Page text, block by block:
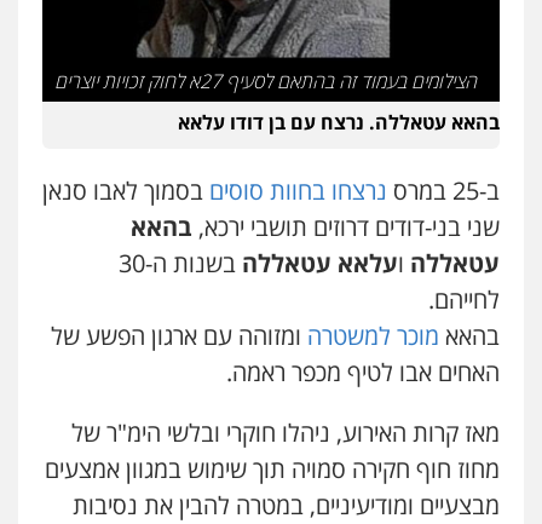
עו"ד זוהר ארבל
פלילי פשיעה חמורה מעצרים וחקירות
קטינים
0538788878
חמורה חקירות ומעצרים צווארון לבן והונאה
0526885006
וחקירות צבאי תעבורה
0544218336
עו"ד שאדי כבהא
עורכי דין לענייני אסירים
0525556970
הצילומים בעמוד זה בהתאם לסעיף 27א לחוק זכויות יוצרים
בהאא עטאללה. נרצח עם בן דודו עלאא
ב-25 במרס נרצחו בחוות סוסים בסמוך לאבו סנאן
שני בני-דודים דרוזים תושבי ירכא, בהאא
עטאללה ועלאא עטאללה
בשנות ה-30
לחייהם.
בהאא מוכר למשטרה ומזוהה עם ארגון הפשע של
האחים אבו לטיף מכפר ראמה.
מאז קרות האירוע, ניהלו חוקרי ובלשי הימ"ר של
מחוז חוף חקירה סמויה תוך שימוש במגוון אמצעים
מבצעיים ומודיעיניים, במטרה להבין את נסיבות